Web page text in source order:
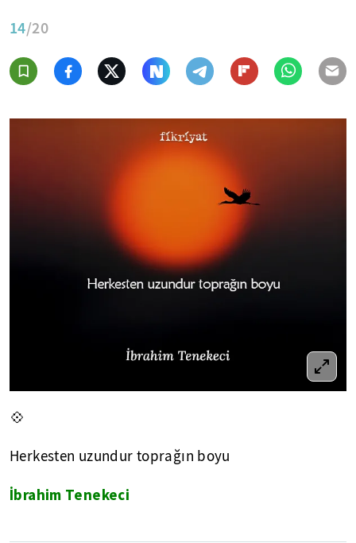
14/20
💠
Herkesten uzundur toprağın boyu
İbrahim Tenekeci